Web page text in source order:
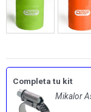
Completa tu kit
Mikalor